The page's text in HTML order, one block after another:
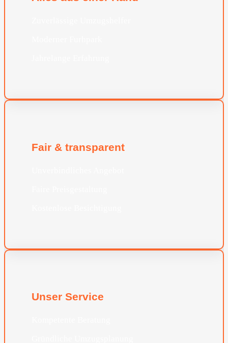
Fair & transparent
Unser Service